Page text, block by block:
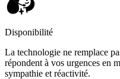
Disponibilité
La technologie ne remplace
répondent à vos urgences en
sympathie et réactivité.